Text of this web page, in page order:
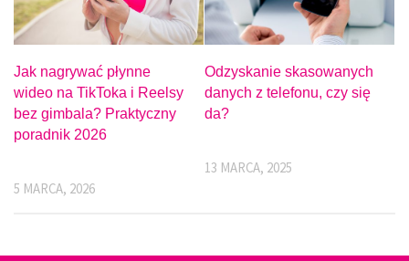
Jak nagrywać płynne
wideo na TikToka i Reelsy
bez gimbala? Praktyczny
poradnik 2026
5 MARCA, 2026
Odzyskanie skasowanych
danych z telefonu, czy się
da?
13 MARCA, 2025